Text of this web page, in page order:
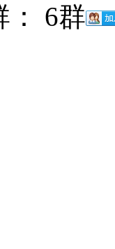
： 6群